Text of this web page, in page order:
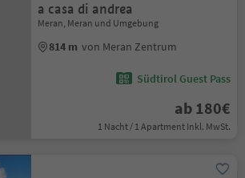
a casa di andrea
Meran, Meran und Umgebung
814 m von Meran Zentrum
Südtirol Guest Pass
ab 180€
1 Nacht / 1 Apartment Inkl. MwSt.